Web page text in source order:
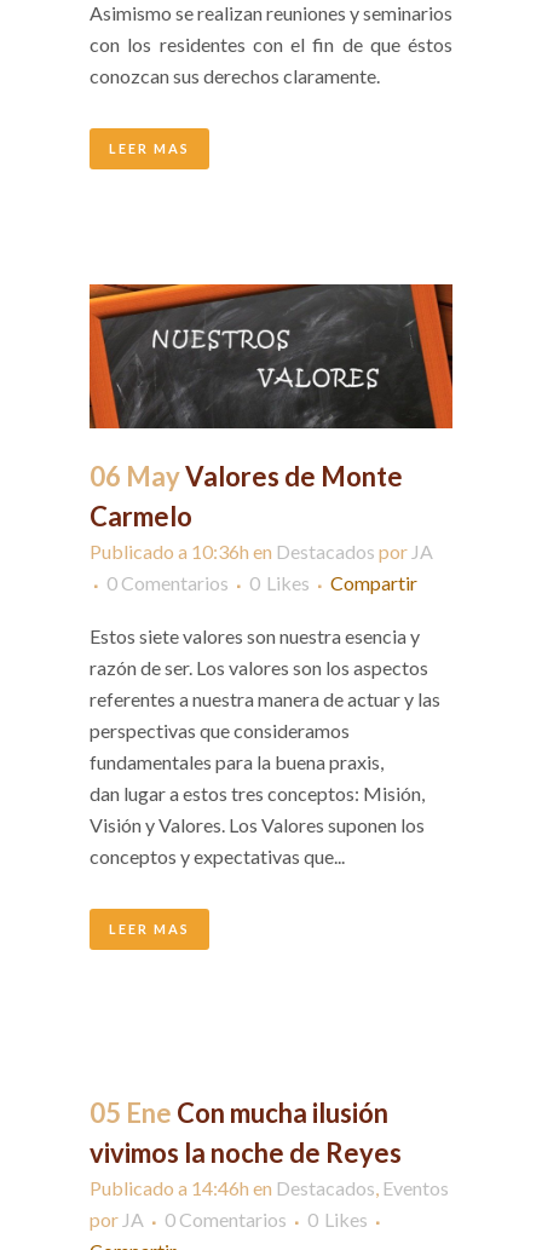
Asimismo se realizan reuniones y seminarios
con los residentes con el fin de que éstos
conozcan sus derechos claramente.
LEER MAS
06 MayValores de Monte
Carmelo
Publicado a 10:36h en Destacados por JA
0 Comentarios
0 Likes Compartir
Estos siete valores son nuestra esencia y
razón de ser. Los valores son los aspectos
referentes a nuestra manera de actuar y las
perspectivas que consideramos
fundamentales para la buena praxis,
dan lugar a estos tres conceptos: Misión,
Visión y Valores. Los Valores suponen los
conceptos y expectativas que...
LEER MAS
05 Ene Con mucha ilusión
vivimos la noche de Reyes
Publicado a 14:46h en Destacados, Eventos
por JA 0 Comentarios 0 Likes